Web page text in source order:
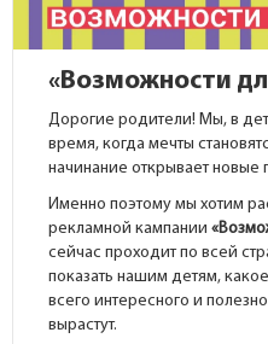
«Возможности
Дорогие родители! Мы, в
время, когда мечты
начинание открывает новые
Именно поэтому мы хотим
рекламной кампании
сейчас проходит по всей
показать нашим детям,
всего интересного и
вырастут.